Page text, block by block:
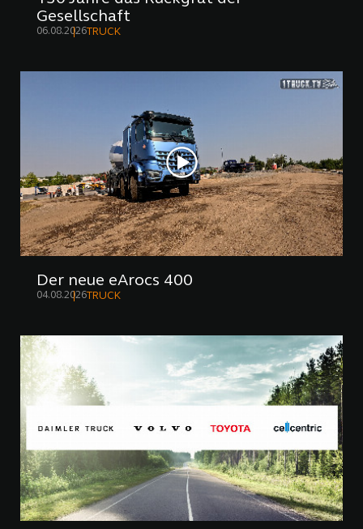
Gesellschaft
06.08.2026TRUCK
Der neue eArocs 400
04.08.2026 TRUCK